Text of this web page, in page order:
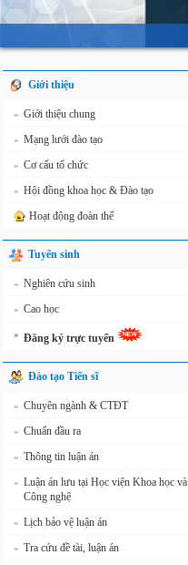
Giới thiệu
» Giới thiệu chung
» Mạng lưới đào tạo
» Cơ cấu tổ chức
» Hội đồng khoa học & Đào tạo
Hoạt động đoàn thể
Tuyển sinh
» Nghiên cứu sinh
» Cao học
» Đăng ký trực tuyến
Đào tạo Tiến sĩ
» Chuyên ngành & CTĐT
» Chuẩn đầu ra
» Thông tin luận án
» Luận án lưu tại Học viện Khoa học và
Công nghệ
» Lịch bảo vệ luận án
» Tra cứu đề tài, luận án